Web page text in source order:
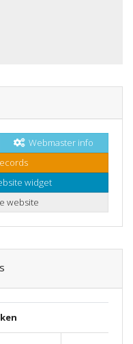
Webmaster info
widget
website